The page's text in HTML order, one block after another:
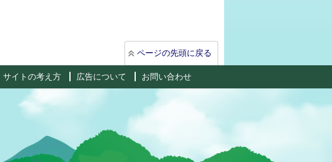
ページの先頭に戻る
サイトの考え方 広告について お問い合わせ